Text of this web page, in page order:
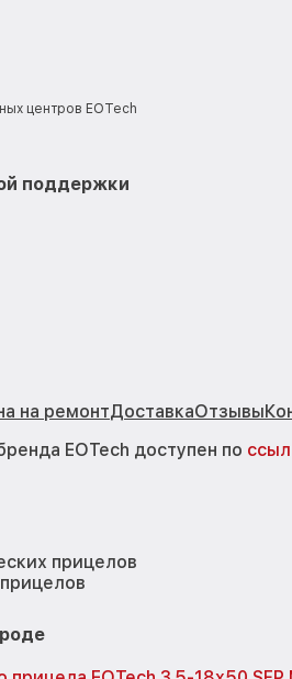
центров EOTech
поддержки
на ремонтДоставкаОтзывы
EOTech доступен по
прицелов